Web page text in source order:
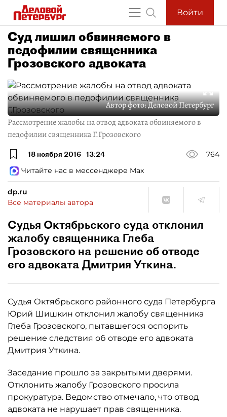
Войти
Суд лишил обвиняемого в
педофилии священника
Грозовского адвоката
Автор фото:Деловой Петербург
Рассмотрение жалобы на отвод адвоката обвиняемого в
педофилии священника Г.Грозовского
18 ноября 2016 13:24
764
Читайте нас в мессенджере Max
dp.ru
Все материалы автора
Судья Октябрьского суда отклонил
жалобу священника Глеба
Грозовского на решение об отводе
его адвоката Дмитрия Уткина.
Судья Октябрьского районного суда Петербурга
Юрий Шишкин отклонил жалобу священника
Глеба Грозовского, пытавшегося оспорить
решение следствия об отводе его адвоката
Дмитрия Уткина.
Заседание прошло за закрытыми дверями.
Отклонить жалобу Грозовского просила
прокуратура. Ведомство отмечало, что отвод
адвоката не нарушает прав священника.